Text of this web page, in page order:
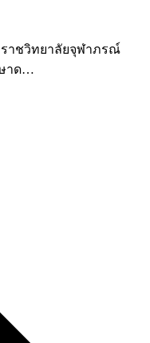
าชวิทยาลัยจุฬาภรณ์
าด…